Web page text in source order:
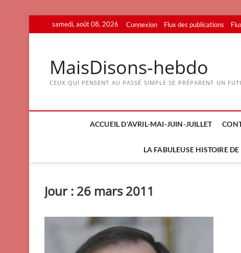
to
samedi, août 08, 2026 Connexion Flux des publications
MaisDisons-hebdo
CEUX QUI PENSENT AU PASSÉ SIMPLE SE PRÉPARENT UN
ACCUEIL D’AVRIL-MAI-JUIN-JUILLET
LA FABULEUSE HISTOIRE DE
Jour : 26 mars 2011